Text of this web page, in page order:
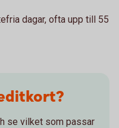
dagar, ofta upp till 55
se vilket som passar